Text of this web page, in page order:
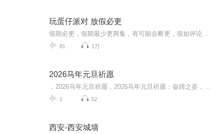
玩蛋仔派对 放假必更
81 1万
2026马年元旦祈愿
1 52
西安-西安城墙